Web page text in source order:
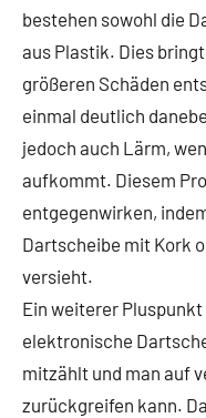
bestehen sowohl die
aus Plastik. Dies
größeren Schäden
einmal deutlich
jedoch auch Lärm,
aufkommt. Diesem
entgegenwirken,
Dartscheibe mit Kork
versieht.
Ein weiterer
elektronische
mitzählt und man auf
zurückgreifen kann.